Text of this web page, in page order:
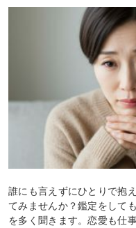
誰にも言えずにひとりで抱
てみませんか？鑑定をして
を多く聞きます。恋愛も仕